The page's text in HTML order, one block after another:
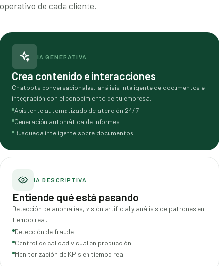
operativo de cada cliente.
IA GENERATIVA
Crea contenido e interacciones
Chatbots conversacionales, análisis inteligente de documentos e
integración con el conocimiento de tu empresa.
Asistente automatizado de atención 24/7
Generación automática de informes
Búsqueda inteligente sobre documentos
IA DESCRIPTIVA
Entiende qué está pasando
Detección de anomalías, visión artificial y análisis de patrones en
tiempo real.
Detección de fraude
Control de calidad visual en producción
Monitorización de KPIs en tiempo real